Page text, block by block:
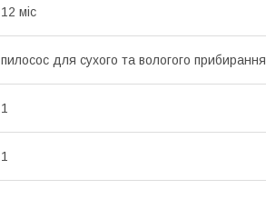
12 міс
пилосос для сухого та вологого прибирання
1
1